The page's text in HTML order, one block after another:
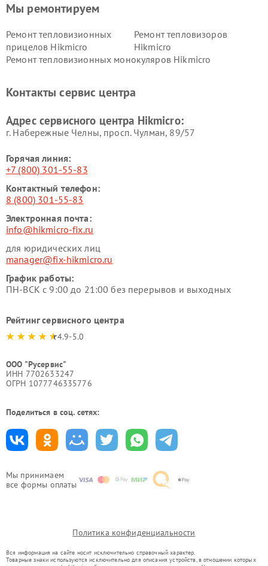
Мы принимаем
все формы оплаты
Мы ремонтируем
Ремонт тепловизионных
прицелов Hikmicro
Ремонт тепловизоров
Hikmicro
Ремонт тепловизионных монокуляров Hikmicro
Контакты сервис центра
Адрес сервисного центра Hikmicro:
г. Набережные Челны, просп. Чулман, 89/57
Горячая линия:
+7 (800) 301-55-83
Контактный телефон:
8 (800) 301-55-83
Электронная почта:
info@hikmicro-fix.ru
для юридических лиц
manager@fix-hikmicro.ru
График работы:
ПН-ВСК с 9:00 до 21:00 без перерывов и выходных
Рейтинг сервисного центра
4.9-5.0
ООО "Русервис"
ИНН 7702633247
ОГРН 1077746335776
Поделиться в соц. сетях:
Политика конфиденциальности
Вся информация на сайте носит исключительно справочный характер.
Товарные знаки используются исключительно для описания устройств, в отношении которых